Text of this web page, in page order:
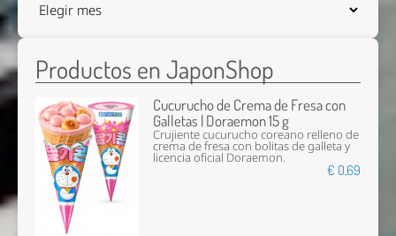
Productos en JaponShop
Cucurucho de Crema de Fresa con
Galletas | Doraemon 15 g
Crujiente cucurucho coreano relleno de
crema de fresa con bolitas de galleta y
licencia oficial Doraemon.
€ 0,69